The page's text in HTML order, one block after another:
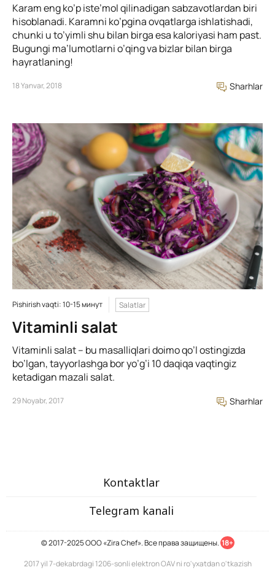
Karam eng ko’p iste’mol qilinadigan sabzavotlardan biri
hisoblanadi. Karamni ko’pgina ovqatlarga ishlatishadi,
chunki u to’yimli shu bilan birga esa kaloriyasi ham past.
Bugungi ma’lumotlarni o’qing va bizlar bilan birga
hayratlaning!
18 Yanvar, 2018 Sharhlar
Pishirish vaqti: 10-15 минут Salatlar
Vitaminli salat
Vitaminli salat – bu masalliqlari doimo qo’l ostingizda
bo’lgan, tayyorlashga bor yo’g’i 10 daqiqa vaqtingiz
ketadigan mazali salat.
29 Noyabr, 2017 Sharhlar
Kontaktlar
Telegram kanali
© 2017-2025 ООО «Zira Chef». Все права защищены. 18+
2017 yil 7-dekabrdagi 1206-sonli elektron OAV ni ro'yxatdan o'tkazish